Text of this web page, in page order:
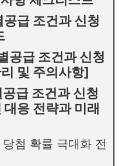
급 조건과 신청
공급 조건과 신청
및 주의사항]
급 조건과 신청
응 전략과 미래
첨 확률 극대화 전